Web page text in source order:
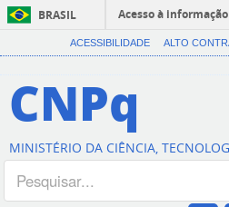
BRASIL
Acesso à informação
ACESSIBILIDADE ALTO
CNPq
MINISTÉRIO DA CIÊNCIA,